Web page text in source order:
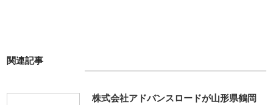
関連記事
株式会社アドバンスロードが山形県鶴岡